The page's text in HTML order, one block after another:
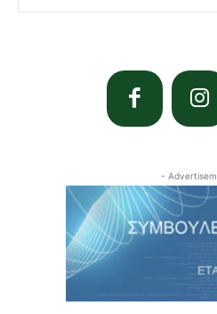
-